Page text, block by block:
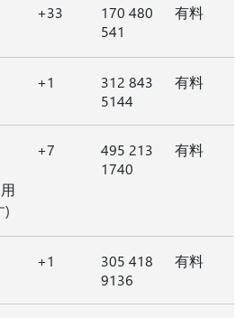
+33
170 480
541
有料
+1
312 843
5144
有料
)
+7
495 213
1740
有料
+1
305 418
9136
有料